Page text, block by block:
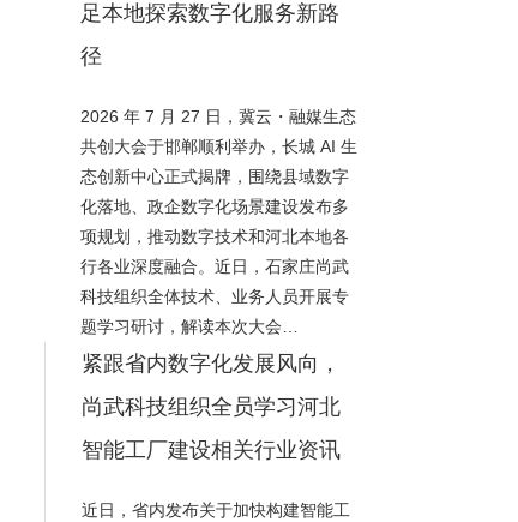
足本地探索数字化服务新路
径
2026 年 7 月 27 日，冀云・融媒生态
共创大会于邯郸顺利举办，长城 AI 生
态创新中心正式揭牌，围绕县域数字
化落地、政企数字化场景建设发布多
项规划，推动数字技术和河北本地各
行各业深度融合。近日，石家庄尚武
科技组织全体技术、业务人员开展专
题学习研讨，解读本次大会…
紧跟省内数字化发展风向，
尚武科技组织全员学习河北
智能工厂建设相关行业资讯
近日，省内发布关于加快构建智能工